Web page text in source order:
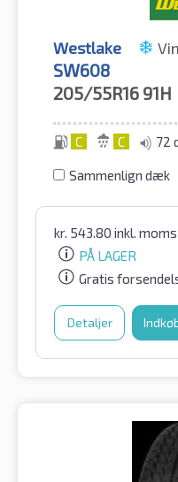
Westlake
SW608
205/55R16 91H
C C 72
Sammenlign dæk
kr. 543.80 inkl. moms
PÅ LAGER
Gratis
Detaljer